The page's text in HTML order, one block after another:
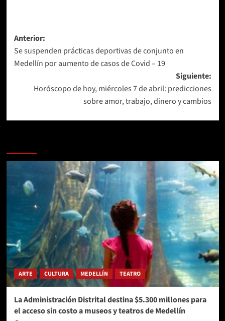
Navegación
de
entradas
Anterior:
Se suspenden prácticas deportivas de conjunto en
Medellín por aumento de casos de Covid – 19
Siguiente:
Horóscopo de hoy, miércoles 7 de abril: predicciones
sobre amor, trabajo, dinero y cambios
ARTE CULTURA MEDELLÍN TEATRO
La Administración Distrital destina $5.300 millones para
el acceso sin costo a museos y teatros de Medellín